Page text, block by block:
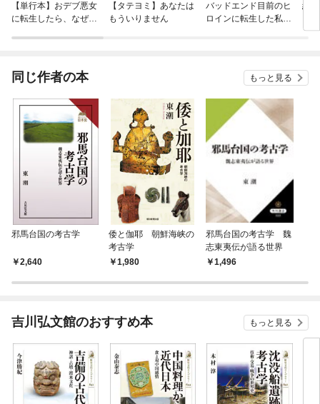
【単行本】おデブ悪女
に転生したら、なぜか
【タテヨミ】あなたは
もういりません
バッドエンド目前のヒ
ロインに転生した私、
結
同じ作者の本 もっと見る
邪馬台国の考古学
2,640
倭と伽耶 朝鮮海峡の
考古学
1,980
邪馬台国の考古学 魏
志東夷伝が語る世界
1,496
吉川弘文館のおすすめ本 もっと見る